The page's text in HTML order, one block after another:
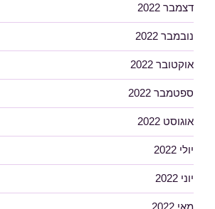
דצמבר 2022
נובמבר 2022
אוקטובר 2022
ספטמבר 2022
אוגוסט 2022
יולי 2022
יוני 2022